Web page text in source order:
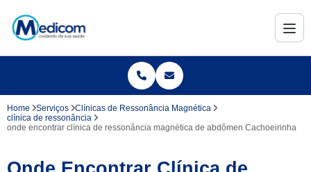
Home Serviços
Clínicas de Ressonância Magnética
clínica de ressonância
onde encontrar clínica de ressonância magnética de abdômen Cachoeirinha